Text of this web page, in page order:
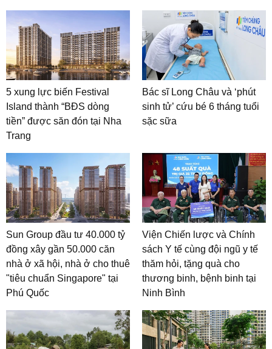
5 xung lực biến Festival
Island thành “BĐS dòng
tiền” được săn đón tại Nha
Trang
Bác sĩ Long Châu và ‘phút
sinh tử’ cứu bé 6 tháng tuổi
sặc sữa
Sun Group đầu tư 40.000 tỷ
đồng xây gần 50.000 căn
nhà ở xã hội, nhà ở cho thuê
"tiêu chuẩn Singapore" tại
Phú Quốc
Viện Chiến lược và Chính
sách Y tế cùng đội ngũ y tế
thăm hỏi, tặng quà cho
thương binh, bệnh binh tại
Ninh Bình